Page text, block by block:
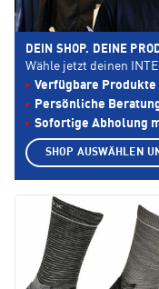
DEIN SHOP. DEINE
Wähle jetzt deinen
Verfügbare Produkte
Persönliche
Sofortige Abholung